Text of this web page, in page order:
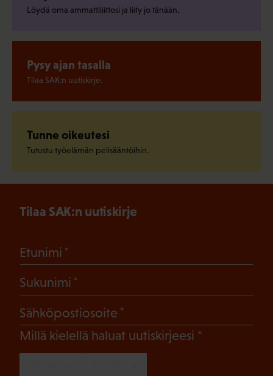
Löydä oma ammattiliittosi ja liity jo tänään.
Pysy ajan tasalla
Tilaa SAK:n uutiskirje.
Tunne oikeutesi
Tutustu työelämän pelisääntöihin.
Tilaa SAK:n uutiskirje
Etunimi
Sukunimi
Sähköpostiosoite
Millä kielellä haluat uutiskirjeesi (Pakollinen)